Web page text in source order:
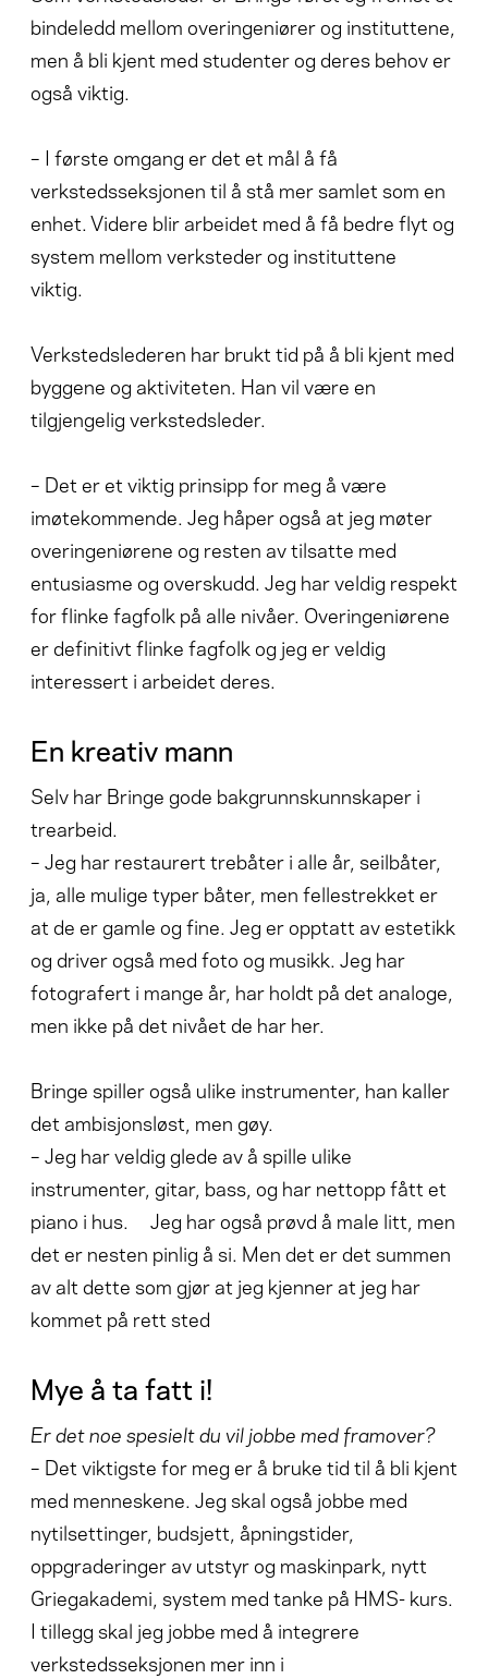
bindeledd mellom overingeniører og instituttene,
men å bli kjent med studenter og deres behov er
også viktig.
– I første omgang er det et mål å få
verkstedsseksjonen til å stå mer samlet som en
enhet. Videre blir arbeidet med å få bedre flyt og
system mellom verksteder og instituttene
viktig.
Verkstedslederen har brukt tid på å bli kjent med
byggene og aktiviteten. Han vil være en
tilgjengelig verkstedsleder.
– Det er et viktig prinsipp for meg å være
imøtekommende. Jeg håper også at jeg møter
overingeniørene og resten av tilsatte med
entusiasme og overskudd. Jeg har veldig respekt
for flinke fagfolk på alle nivåer. Overingeniørene
er definitivt flinke fagfolk og jeg er veldig
interessert i arbeidet deres.
En kreativ mann
Selv har Bringe gode bakgrunnskunnskaper i
trearbeid.
– Jeg har restaurert trebåter i alle år, seilbåter,
ja, alle mulige typer båter, men fellestrekket er
at de er gamle og fine. Jeg er opptatt av estetikk
og driver også med foto og musikk. Jeg har
fotografert i mange år, har holdt på det analoge,
men ikke på det nivået de har her.
Bringe spiller også ulike instrumenter, han kaller
det ambisjonsløst, men gøy.
– Jeg har veldig glede av å spille ulike
instrumenter, gitar, bass, og har nettopp fått et
piano i hus. Jeg har også prøvd å male litt, men
det er nesten pinlig å si. Men det er det summen
av alt dette som gjør at jeg kjenner at jeg har
kommet på rett sted
Mye å ta fatt i!
Er det noe spesielt du vil jobbe med framover?
– Det viktigste for meg er å bruke tid til å bli kjent
med menneskene. Jeg skal også jobbe med
nytilsettinger, budsjett, åpningstider,
oppgraderinger av utstyr og maskinpark, nytt
Griegakademi, system med tanke på HMS- kurs.
I tillegg skal jeg jobbe med å integrere
verkstedsseksjonen mer inn i